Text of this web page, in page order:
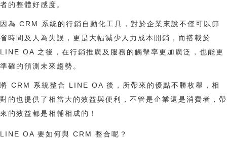
者的整體好感度。
因為 CRM 系統的行銷自動化工具，對於企業來說不僅可以節
省時間及人為失誤，更是大幅減少人力成本開銷，而搭載於
LINE OA 之後，在行銷推廣及服務的觸擊率更加廣泛，也能更
準確的預測未來趨勢。
將 CRM 系統整合 LINE OA 後，所帶來的優點不勝枚舉，相
對的也提供了相當大的效益與便利，不管是企業還是消費者，帶
來的效益都是相輔相成的！
LINE OA 要如何與 CRM 整合呢？